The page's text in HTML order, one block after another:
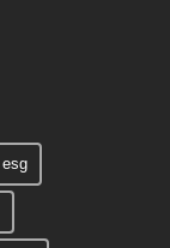
esg